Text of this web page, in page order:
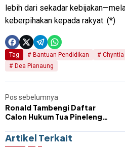
lebih dari sekadar
keberpihakan kepada rakyat. (*)
Tag Bantuan Pendidikan
Dea Pianaung
Pos sebelumnya
Ronald Tambengi Daftar
Calon Hukum Tua Pineleng
Perubahan Desa
Artikel Terkait